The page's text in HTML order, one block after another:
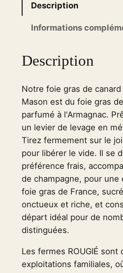
é
e
D
u
c
k
F
o
i
e
G
r
a
R
O
Description
Informations
Description
Notre foie gras de
Mason est du foie gras
parfumé à l'Armagnac.
un levier de levage en
Tirez fermement sur le
pour libérer le vide. Il se
préférence frais,
de champagne, pour une
foie gras de France,
onctueux et riche, et
départ idéal pour de
distinguées.
Les fermes ROUGIÉ sont
exploitations familiales,